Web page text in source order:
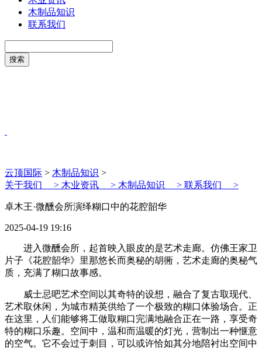
木制品知识
联系我们
云顶国际 > 木制品知识 >
关于我们 > 木业资讯 > 木制品知识 > 联系我们 >
卓木王·微醺会所演绎糊口中的花腔韶华
2025-04-19 19:16
‎进入微醺会所，起首映入眼皮的是艺术走廊。仿佛王家卫
片子《花腔韶华》里那悠长而奥秘的胡衕，艺术走廊的奥秘气
质，充满了糊口故事感。
威士忌吧艺术空间以其奇特的设想，融合了复古取现代、
艺术取休闲，为城市精英供给了一个极致的糊口体验场合。正
在这里，人们能够将工做取糊口完满地融合正在一路，享受奇
特的糊口乐趣。‎空间中，温和而温暖的灯光，营制出一种惬意
的空气。它不会过于刺目，可以或许恰如其分地陪衬出空间中